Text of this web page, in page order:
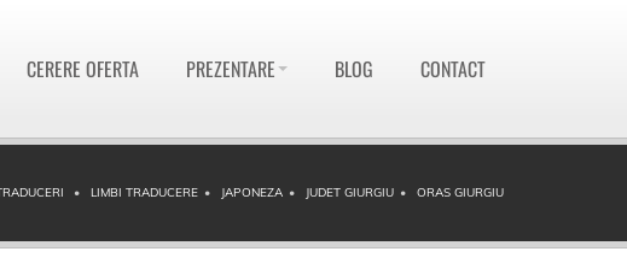
CERERE OFERTA PREZENTARE BLOG CONTACT
LIMBI TRADUCERE JAPONEZA JUDET GIURGIU ORAS GIURGIU